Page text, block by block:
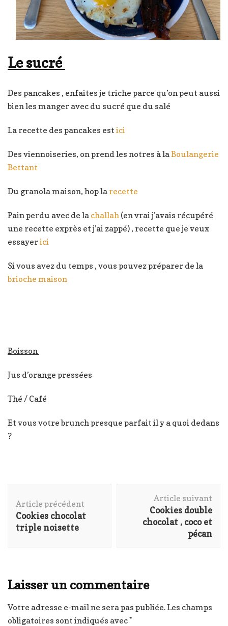
Le sucré
Des pancakes , enfaites je triche parce qu’on peut aussi
bien les manger avec du sucré que du salé
La recette des pancakes estici
Des viennoiseries, on prend les notres à laBoulangerie
Bettant
Du granola maison, hop la recette
Pain perdu avec de la challah (en vrai j’avais récupéré
une recette exprès et j’ai zappé) , recette que je veux
essayerici
Si vous avez du temps , vous pouvez préparer de la
brioche maison
Boisson
Jus d’orange pressées
Thé / Café
Et vous votre brunch presque parfait il y a quoi dedans
?
d'article
Article précédent
Cookies chocolat
triple noisette
Article suivant
Cookies double
chocolat , coco et
pécan
Laisser un commentaire
Votre adresse e-mail ne sera pas publiée.Les champs
obligatoires sont indiqués avec*